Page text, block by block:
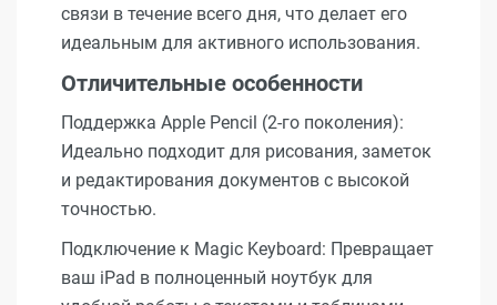
связи в течение всего дня, что делает его
идеальным для активного использования.
Отличительные особенности
Поддержка Apple Pencil (2-го поколения):
Идеально подходит для рисования, заметок
и редактирования документов с высокой
точностью.
Подключение к Magic Keyboard: Превращает
ваш iPad в полноценный ноутбук для